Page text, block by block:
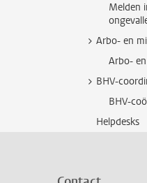
Melden
Arbo- en
Arbo-
BHV-
BHV-
Helpdesks